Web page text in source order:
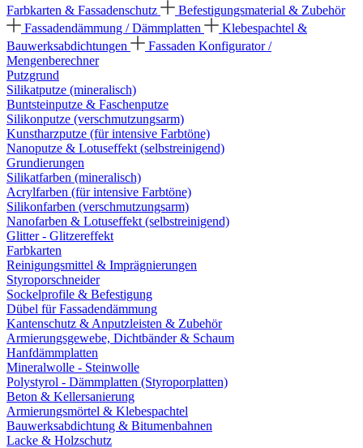
Farbkarten & Fassadenschutz
Befestigungsmaterial & Zubehör
Fassadendämmung / Dämmplatten
Klebespachtel &
Bauwerksabdichtungen
Fassaden Konfigurator /
Mengenberechner
Putzgrund
Silikatputze (mineralisch)
Buntsteinputze & Faschenputze
Silikonputze (verschmutzungsarm)
Kunstharzputze (für intensive Farbtöne)
Nanoputze & Lotuseffekt (selbstreinigend)
Grundierungen
Silikatfarben (mineralisch)
Acrylfarben (für intensive Farbtöne)
Silikonfarben (verschmutzungsarm)
Nanofarben & Lotuseffekt (selbstreinigend)
Glitter - Glitzereffekt
Farbkarten
Reinigungsmittel & Imprägnierungen
Styroporschneider
Sockelprofile & Befestigung
Dübel für Fassadendämmung
Kantenschutz & Anputzleisten & Zubehör
Armierungsgewebe, Dichtbänder & Schaum
Hanfdämmplatten
Mineralwolle - Steinwolle
Polystyrol - Dämmplatten (Styroporplatten)
Beton & Kellersanierung
Armierungsmörtel & Klebespachtel
Bauwerksabdichtung & Bitumenbahnen
Lacke & Holzschutz